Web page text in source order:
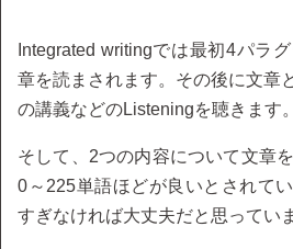
Integrated writingでは最初4パラ
章を読まされます。その後に文章
の講義などのListeningを聴きます。
そして、2つの内容について文章
0～225単語ほどが良いとされて
すぎなければ大丈夫だと思ってい